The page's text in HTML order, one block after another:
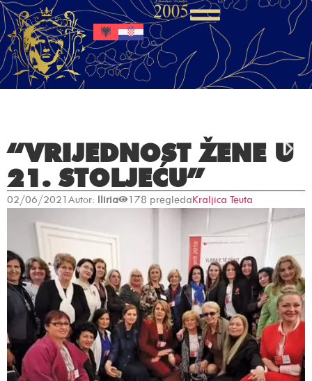
“VRIJEDNOST ŽENE U
21. STOLJEĆU”
02/06/2021 Autor: Iliria 178 pregledaKraljica Teuta